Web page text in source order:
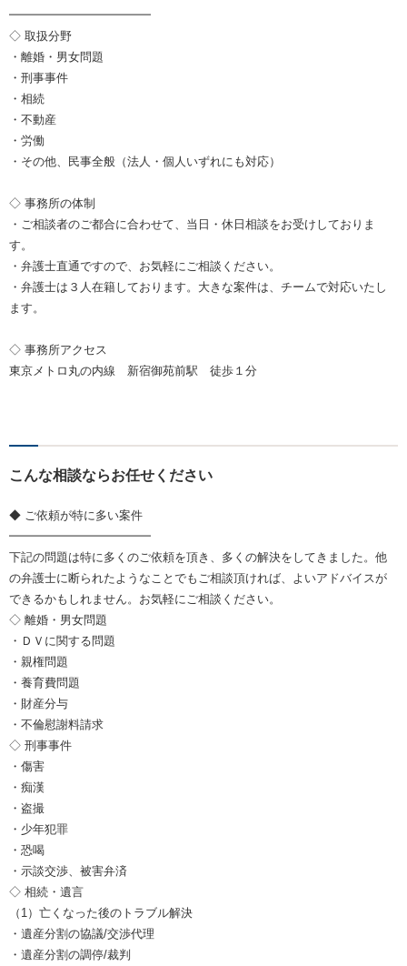
━━━━━━━━━━━━
◇ 取扱分野
・離婚・男女問題
・刑事事件
・相続
・不動産
・労働
・その他、民事全般（法人・個人いずれにも対応）
◇ 事務所の体制
・ご相談者のご都合に合わせて、当日・休日相談をお受けしておりま
す。
・弁護士直通ですので、お気軽にご相談ください。
・弁護士は３人在籍しております。大きな案件は、チームで対応いたし
ます。
◇ 事務所アクセス
東京メトロ丸の内線 新宿御苑前駅 徒歩１分
こんな相談ならお任せください
◆ ご依頼が特に多い案件
━━━━━━━━━━━━
下記の問題は特に多くのご依頼を頂き、多くの解決をしてきました。他
の弁護士に断られたようなことでもご相談頂ければ、よいアドバイスが
できるかもしれません。お気軽にご相談ください。
◇ 離婚・男女問題
・ＤＶに関する問題
・親権問題
・養育費問題
・財産分与
・不倫慰謝料請求
◇ 刑事事件
・傷害
・痴漢
・盗撮
・少年犯罪
・恐喝
・示談交渉、被害弁済
◇ 相続・遺言
（1）亡くなった後のトラブル解決
・遺産分割の協議/交渉代理
・遺産分割の調停/裁判